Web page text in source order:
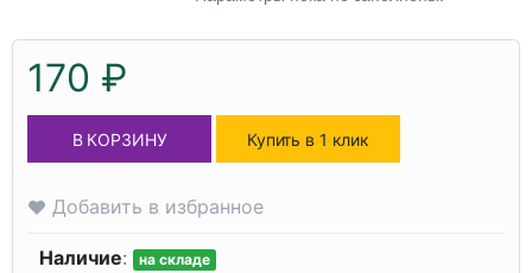
170 ₽
В КОРЗИНУ Купить в 1 клик
Добавить в избранное
Наличие: на складе